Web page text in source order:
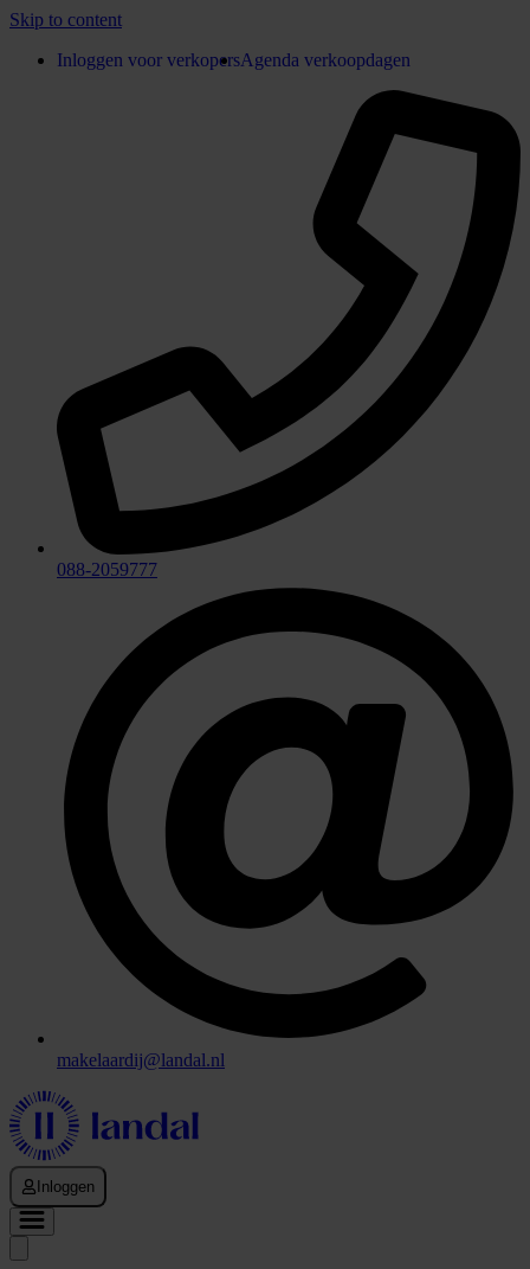
Skip to content
Inloggen voor verkopersAgenda verkoopdagen
088-2059777
makelaardij@landal.nl
Inloggen